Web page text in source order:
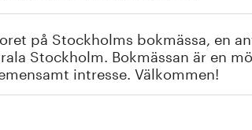
på Stockholms bokmässa, en
Stockholm. Bokmässan är en
intresse. Välkommen!